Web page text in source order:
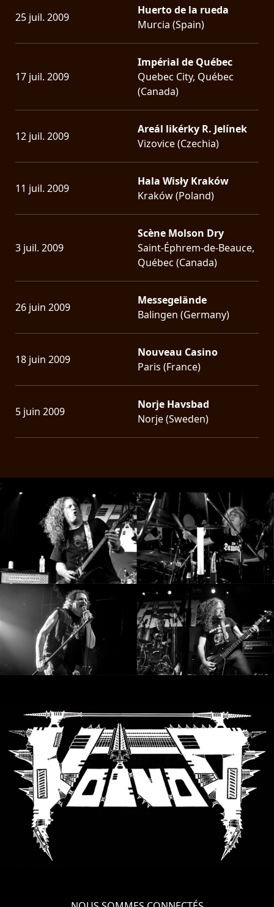
25 juil. 2009
Huerto de la rueda
Murcia (Spain)
17 juil. 2009
Impérial de Québec
Quebec City, Québec
(Canada)
12 juil. 2009
Areál likérky R. Jelínek
Vizovice (Czechia)
11 juil. 2009
Hala Wisły Kraków
Kraków (Poland)
3 juil. 2009
Scène Molson Dry
Saint-Éphrem-de-Beauce,
Québec (Canada)
26 juin 2009
Messegelände
Balingen (Germany)
18 juin 2009
Nouveau Casino
Paris (France)
5 juin 2009
Norje Havsbad
Norje (Sweden)
;